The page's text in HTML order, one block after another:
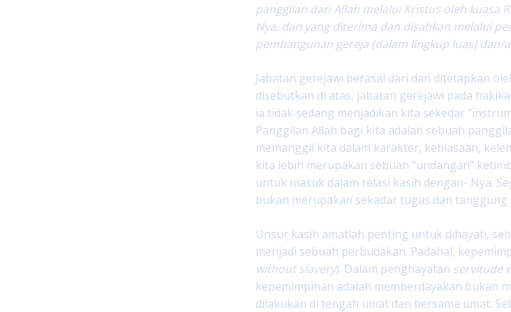
panggilan dari Allah melalui Kristus oleh kuasa
Nya, dan yang diterima dan disahkan melalui
pembangunan gereja (dalam lingkup luas)
Jabatan gerejawi berasal dari dan ditetapkan
disebutkan di atas, jabatan gerejawi pada
ia tidak sedang menjadikan kita sekedar
Panggilan Allah bagi kita adalah sebuah
memanggil kita dalam karakter, kebiasaan,
kita lebih merupakan sebuah “undangan”
untuk masuk dalam relasi kasih dengan- Nya.
bukan merupakan sekadar tugas dan
Unsur kasih amatlah penting untuk dihayati,
menjadi sebuah perbudakan. Padahal,
without slavery). Dalam penghayatan servitude
kepemimpinan adalah memberdayakan bukan
dilakukan di tengah umat dan bersama umat.